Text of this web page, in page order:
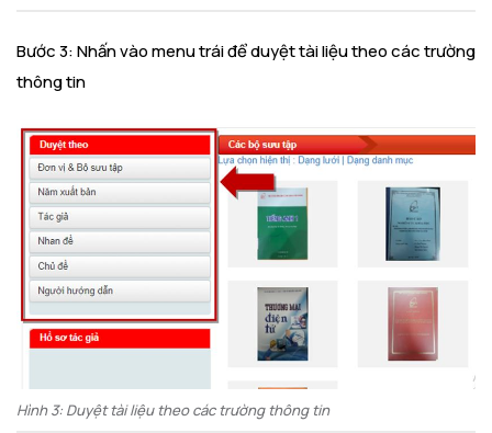
Bước 3: Nhấn vào menu trái để duyệt tài liệu theo các trường
thông tin
Hình 3: Duyệt tài liệu theo các trường thông tin